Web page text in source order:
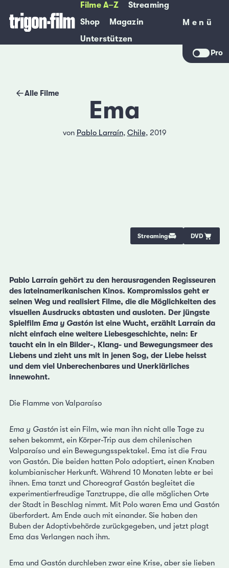
Filme A–Z
Streaming
Shop
Magazin
Unterstützen
Menü
Menü
Pro
Alle Filme
Ema
von Pablo Larraín, Chile, 2019
Streaming DVD
Pablo Larraín gehört zu den herausragenden Regisseuren
des lateinamerikanischen Kinos. Kompromisslos geht er
seinen Weg und realisiert Filme, die die Möglichkeiten des
visuellen Ausdrucks abtasten und ausloten. Der jüngste
Spielfilm Ema y Gastón ist eine Wucht, erzählt Larraín da
nicht einfach eine weitere Liebesgeschichte, nein: Er
taucht ein in ein Bilder-, Klang- und Bewegungsmeer des
Liebens und zieht uns mit in jenen Sog, der Liebe heisst
und dem viel Unberechenbares und Unerklärliches
innewohnt.
Die Flamme von Valparaíso
Ema y Gastón ist ein Film, wie man ihn nicht alle Tage zu
sehen bekommt, ein Körper-Trip aus dem chilenischen
Valparaíso und ein Bewegungsspektakel. Ema ist die Frau
von Gastón. Die beiden hatten Polo adoptiert, einen Knaben
kolumbianischer Herkunft. Während 10 Monaten lebte er bei
ihnen. Ema tanzt und Choreograf Gastón begleitet die
experimentierfreudige Tanztruppe, die alle möglichen Orte
der Stadt in Beschlag nimmt. Mit Polo waren Ema und Gastón
überfordert. Am Ende auch mit einander. Sie haben den
Buben der Adoptivbehörde zurückgegeben, und jetzt plagt
Ema das Verlangen nach ihm.
Ema und Gastón durchleben zwar eine Krise, aber sie lieben